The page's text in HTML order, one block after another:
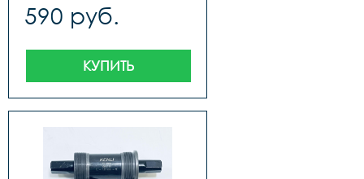
590 руб.
КУПИТЬ